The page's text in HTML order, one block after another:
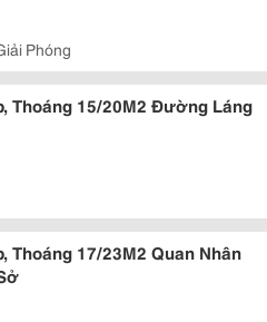
Phóng
Thoáng 15/20M2 Đường Láng
Thoáng 17/23M2 Quan Nhân